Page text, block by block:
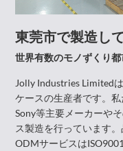
東莞市で製造し
世界有数のモノずくり
Jolly Industries Limited
ケースの生産者です。私
Sony等主要メーカーや
ス製造を行っています
ODMサービスは